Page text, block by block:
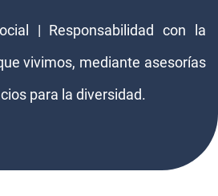
| Responsabilidad con la
vivimos, mediante asesorías
para la diversidad.